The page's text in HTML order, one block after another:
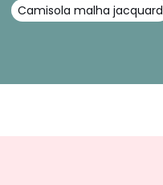
Camisola malha jacquard